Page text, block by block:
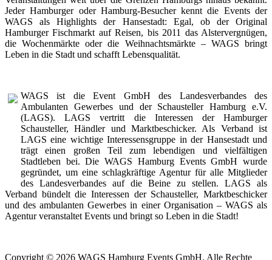
Jeder Hamburger oder Hamburg-Besucher kennt die Events der
WAGS als Highlights der Hansestadt: Egal, ob der Original
Hamburger Fischmarkt auf Reisen, bis 2011 das Alstervergnügen,
die Wochenmärkte oder die Weihnachtsmärkte – WAGS bringt
Leben in die Stadt und schafft Lebensqualität.
WAGS ist die Event GmbH des Landesverbandes des
Ambulanten Gewerbes und der Schausteller Hamburg e.V.
(LAGS). LAGS vertritt die Interessen der Hamburger
Schausteller, Händler und Marktbeschicker. Als Verband ist
LAGS eine wichtige Interessensgruppe in der Hansestadt und
trägt einen großen Teil zum lebendigen und vielfältigen
Stadtleben bei. Die WAGS Hamburg Events GmbH wurde
gegründet, um eine schlagkräftige Agentur für alle Mitglieder
des Landesverbandes auf die Beine zu stellen. LAGS als
Verband bündelt die Interessen der Schausteller, Marktbeschicker
und des ambulanten Gewerbes in einer Organisation – WAGS als
Agentur veranstaltet Events und bringt so Leben in die Stadt!
Copyright © 2026 WAGS Hamburg Events GmbH. Alle Rechte